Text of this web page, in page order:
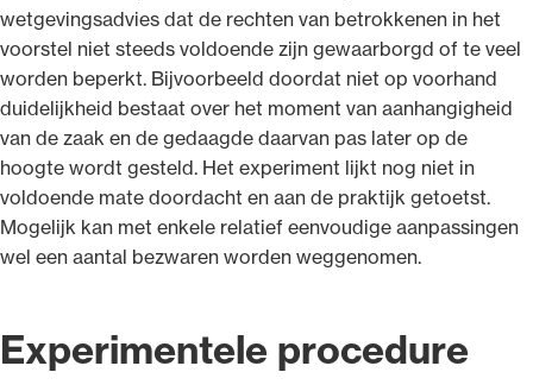
wetgevingsadvies dat de rechten van betrokkenen in het
voorstel niet steeds voldoende zijn gewaarborgd of te veel
worden beperkt. Bijvoorbeeld doordat niet op voorhand
duidelijkheid bestaat over het moment van aanhangigheid
van de zaak en de gedaagde daarvan pas later op de
hoogte wordt gesteld. Het experiment lijkt nog niet in
voldoende mate doordacht en aan de praktijk getoetst.
Mogelijk kan met enkele relatief eenvoudige aanpassingen
wel een aantal bezwaren worden weggenomen.
Experimentele procedure
beroepsuitoefening: van de advocatenpas tot
het rechtsgebiedenregister en
geheimhoudernummers.